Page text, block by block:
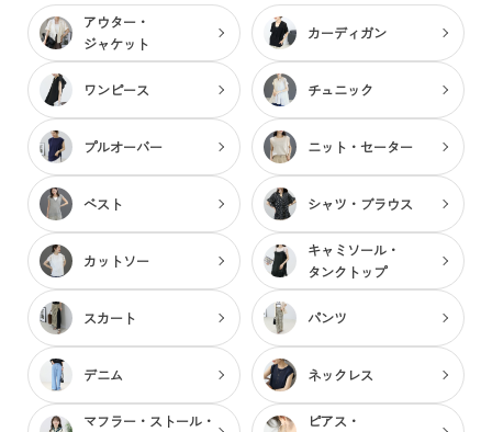
アウター・
ジャケット
カーディガン
ワンピース チュニック
プルオーバー ニット・セーター
ベスト シャツ・ブラウス
カットソー
キャミソール・
タンクトップ
スカート パンツ
デニム ネックレス
マフラー・ストール・
ピアス・